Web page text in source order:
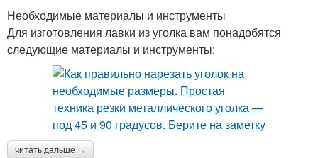
Необходимые материалы и инструменты
Для изготовления лавки из уголка вам понадобятся
следующие материалы и инструменты:
читать дальше →